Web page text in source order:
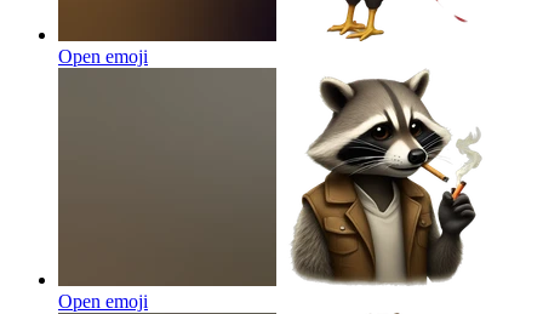
Open emoji
Open emoji